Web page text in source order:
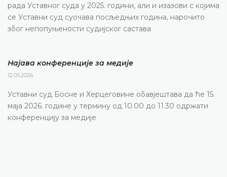
рада Уставног суда у 2025. години, али и изазови с којима
се Уставни суд суочава посљедњих година, нарочито
због непопуњености судијског састава
Најава конференције за медије
12.05.2026.
Уставни суд Босне и Херцеговине обавјештава да ће 15.
маја 2026. године у термину од 10.00 до 11.30 одржати
конференцију за медије